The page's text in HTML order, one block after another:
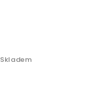
Skladem